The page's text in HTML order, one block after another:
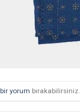
bir yorum bırakabilirsiniz.